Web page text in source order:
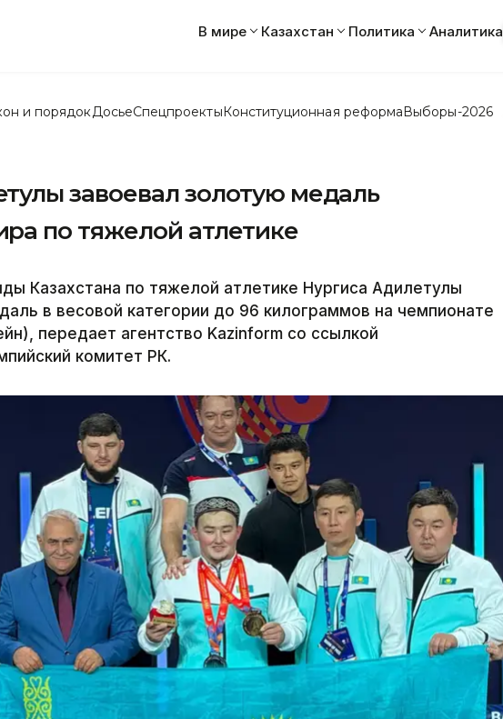
В мире Казахстан Политика Аналитика
и порядок ДосьеСпецпроектыКонституционная реформаВыборы-2026
завоевал золотую медаль
по тяжелой атлетике
Казахстана по тяжелой атлетике Нургиса Адилетулы
в весовой категории до 96 килограммов на чемпионате
передает агентство Kazinform со ссылкой
комитет РК.